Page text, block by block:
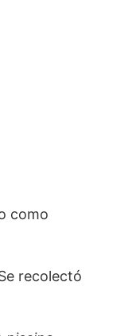
como
recolectó